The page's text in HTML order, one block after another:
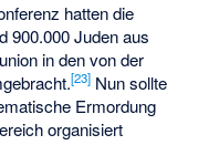
hatten die
900.000 Juden aus
in den von der
[23] Nun sollte
Ermordung
organisiert